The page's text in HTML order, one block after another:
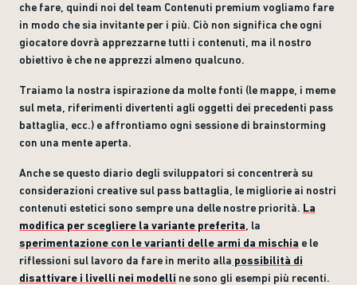
che fare, quindi noi del team Contenuti premium vogliamo fare
in modo che sia invitante per i più. Ciò non significa che ogni
giocatore dovrà apprezzarne tutti i contenuti, ma il nostro
obiettivo è che ne apprezzi almeno qualcuno.
Traiamo la nostra ispirazione da molte fonti (le mappe, i meme
sul meta, riferimenti divertenti agli oggetti dei precedenti pass
battaglia, ecc.) e affrontiamo ogni sessione di brainstorming
con una mente aperta.
Anche se questo diario degli sviluppatori si concentrerà su
considerazioni creative sul pass battaglia, le migliorie ai nostri
contenuti estetici sono sempre una delle nostre priorità. La
modifica per scegliere la variante preferita , la
sperimentazione con le varianti delle armi da mischia e le
riflessioni sul lavoro da fare in merito alla possibilità di
disattivare i livelli nei modelli ne sono gli esempi più recenti.